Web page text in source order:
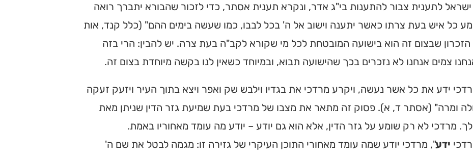
לתענית צבור להתענות בי"ג אדר, ונקרא תענית אסתר, כדי לזכור שהבורא יתברך רואה
כל איש בעת צרתו כאשר יתענה וישוב אל ה' בכל לבבו, כמו שעשה בימים ההם" (כלל קנד, אות
שבצום זה הוא בישועה המובטחת לכל מי שקורא לקב"ה בעת צרה. יש להבין: הרי בזה
צמים אנחנו לא נזכרים בכך שהישועה תבוא, ובמיוחד כשאין לנו בקשה מיוחדת בצום זה.
ידע את כל אשר נעשה, ויקרע מרדכי את בגדיו וילבש שק ואפר ויצא בתוך העיר ויזעק זעקה
ומרה" (אסתר ד, א). פסוק זה מתאר את מצבו של מרדכי בעת שמיעת גזר הדין שניתן מאת
מרדכי לא רק שומע על גזר הדין, אלא הוא גם יודע – יודע מה עומד מאחוריו באמת.
ידע", מרדכי יודע שמה עומד מאחורי התוכן העיקרי של גזירה זו: מגמה לבטל את שם ה'